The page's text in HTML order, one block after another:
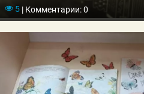
5 |Комментарии: 0